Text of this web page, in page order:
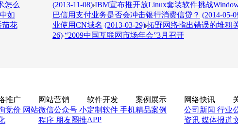
怎么
如
茄花
(2013-11-08) IBM宣布推开放Linux套装软件挑战
巴信用支付业务是否会冲击银行消费信贷？ (2014-05-
业使用CN域名 (2013-03-29) 拓野网络指出错误的堆积
26) “2009中国互联网市场年会”3月召开
推广
竞价 网站
网站营销
微信公众号 小
程序 朋友圈推
软件开发
定制软件 手机
APP
案例展示
精品案例
网络快讯
公司新闻 行业
资讯 媒体报道